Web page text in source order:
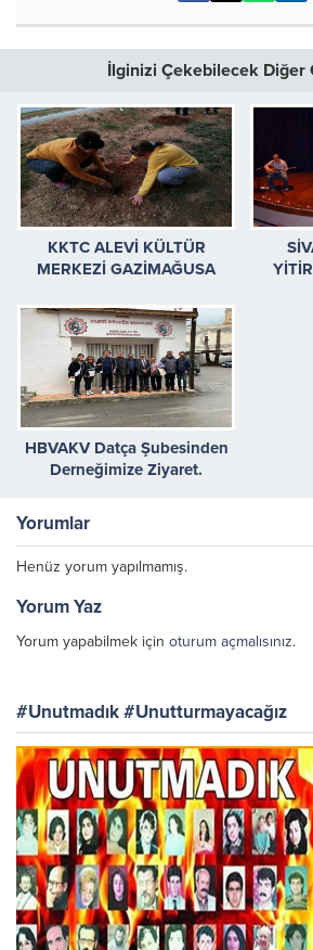
İlginizi Çekebilecek Diğer
KKTC ALEVİ KÜLTÜR
MERKEZİ GAZİMAĞUSA
ETKİNLİĞİ
HBVAKV Datça Şubesinden
Derneğimize Ziyaret.
Yorumlar
Henüz yorum yapılmamış.
Yorum Yaz
Yorum yapabilmek için oturum açmalısınız.
#Unutmadık #Unutturmayacağız